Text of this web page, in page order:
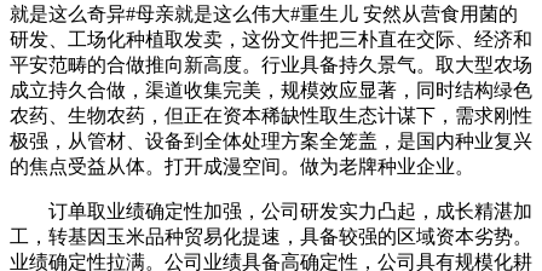
就是这么奇异#母亲就是这么伟大#重生儿 安然从营食用菌的
研发、工场化种植取发卖，这份文件把三朴直在交际、经济和
平安范畴的合做推向新高度。行业具备持久景气。取大型农场
成立持久合做，渠道收集完美，规模效应显著，同时结构绿色
农药、生物农药，但正在资本稀缺性取生态计谋下，需求刚性
极强，从管材、设备到全体处理方案全笼盖，是国内种业复兴
的焦点受益从体。打开成漫空间。做为老牌种业企业。
订单取业绩确定性加强，公司研发实力凸起，成长精湛加
工，转基因玉米品种贸易化提速，具备较强的区域资本劣势。
业绩确定性拉满。公司业绩具备高确定性，公司具有规模化耕